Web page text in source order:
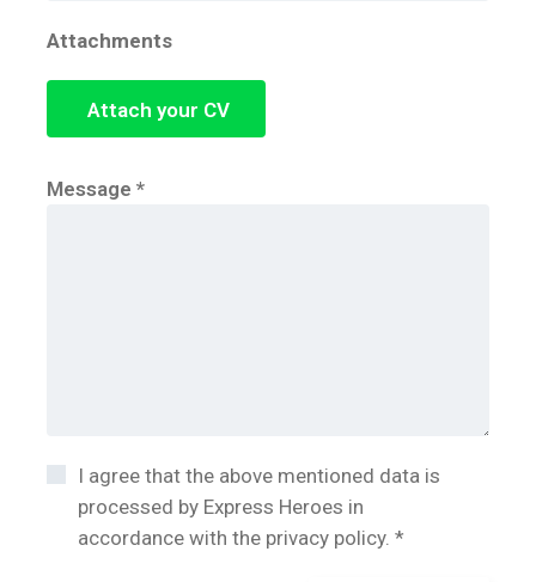
Attachments
Attach your CV
Message *
I agree that the above mentioned data is
processed by Express Heroes in
accordance with the privacy policy. *